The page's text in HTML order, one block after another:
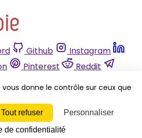
Github
Instagram
Pinterest
Reddit
Tiktok
Whatsapp
donne le contrôle sur ceux que
Tout refuser
Personnaliser
de confidentialité